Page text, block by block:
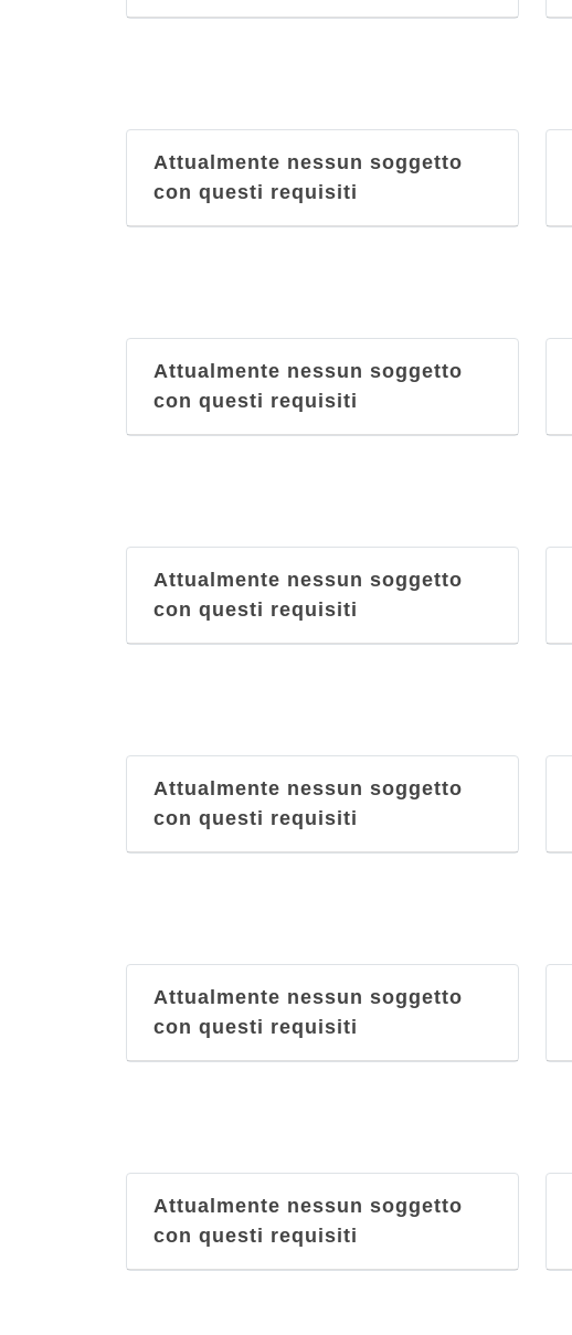
Attualmente nessun soggetto
con questi requisiti
Attualmente nessun soggetto
con questi requisiti
Attualmente nessun soggetto
con questi requisiti
Attualmente nessun soggetto
con questi requisiti
Attualmente nessun soggetto
con questi requisiti
Attualmente nessun soggetto
con questi requisiti